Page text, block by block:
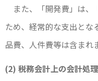
また、「開発費」は、
ため、経常的な支出と
品費、人件費等は含まれ
(2) 税務会計上の会計処理